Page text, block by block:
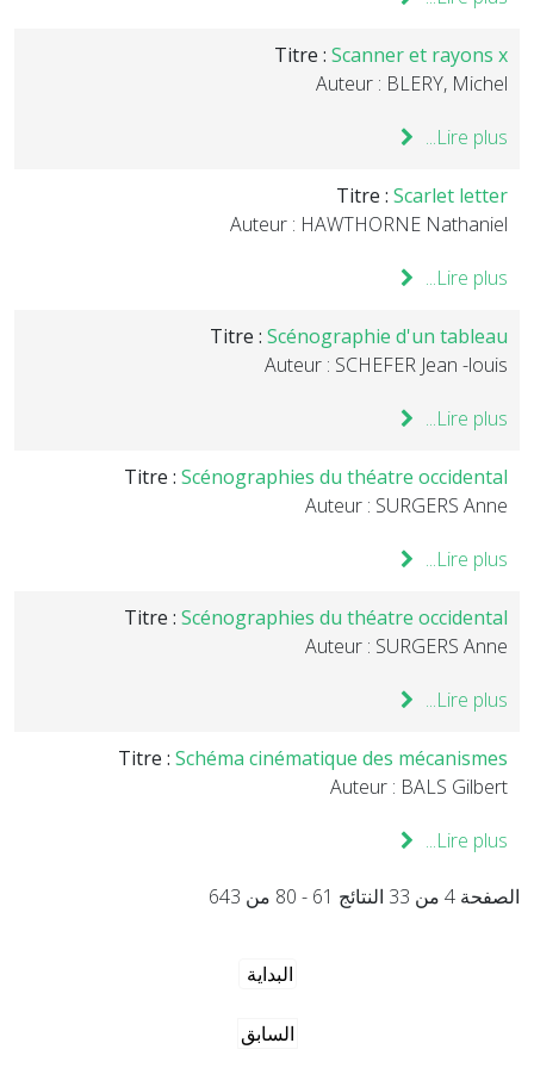
Titre : Scanner et rayons x
Auteur : BLERY, Michel
Lire plus...
Titre : Scarlet letter
Auteur : HAWTHORNE Nathaniel
Lire plus...
Titre : Scénographie d'un tableau
Auteur : SCHEFER Jean -louis
Lire plus...
Titre : Scénographies du théatre occidental
Auteur : SURGERS Anne
Lire plus...
Titre : Scénographies du théatre occidental
Auteur : SURGERS Anne
Lire plus...
Titre : Schéma cinématique des mécanismes
Auteur : BALS Gilbert
Lire plus...
الصفحة 4 من 33 النتائج 61 - 80 من 643
البداية
السابق